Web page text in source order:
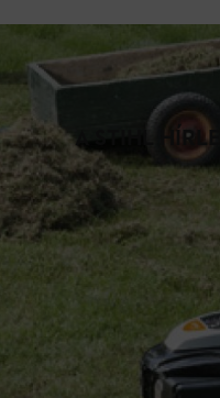
A STIHL